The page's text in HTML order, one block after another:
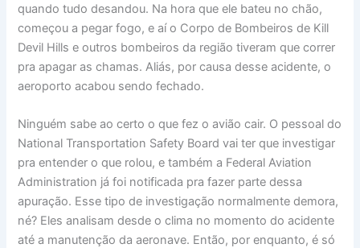
quando tudo desandou. Na hora que ele bateu no chão,
começou a pegar fogo, e aí o Corpo de Bombeiros de Kill
Devil Hills e outros bombeiros da região tiveram que correr
pra apagar as chamas. Aliás, por causa desse acidente, o
aeroporto acabou sendo fechado.
Ninguém sabe ao certo o que fez o avião cair. O pessoal do
National Transportation Safety Board vai ter que investigar
pra entender o que rolou, e também a Federal Aviation
Administration já foi notificada pra fazer parte dessa
apuração. Esse tipo de investigação normalmente demora,
né? Eles analisam desde o clima no momento do acidente
até a manutenção da aeronave. Então, por enquanto, é só